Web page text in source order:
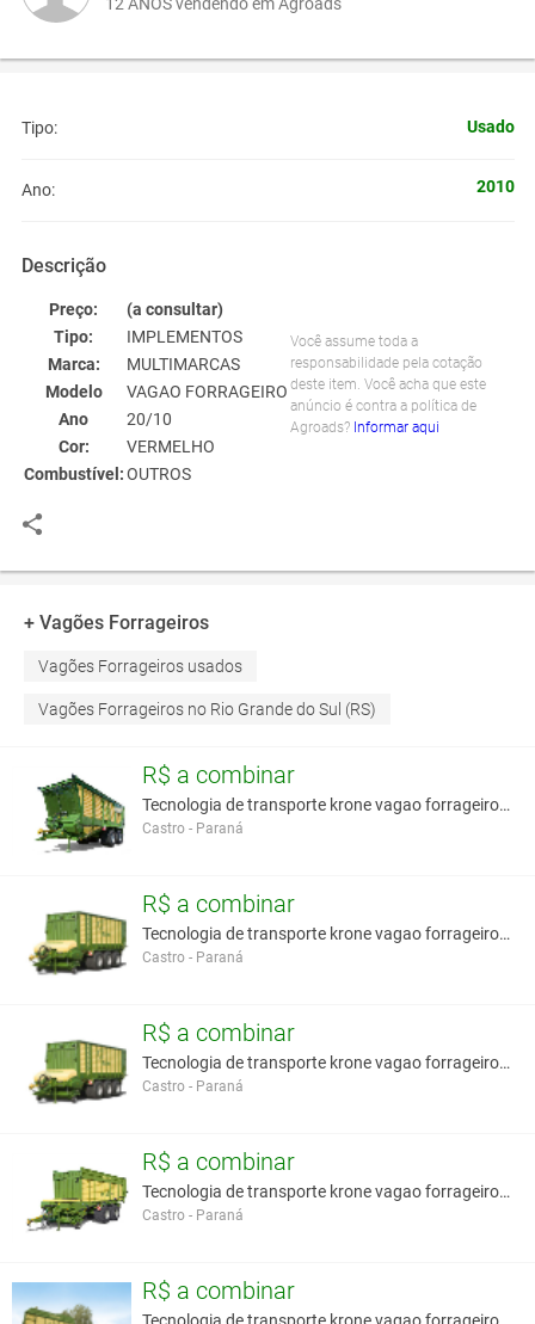
Tipo: Usado
Ano: 2010
Descrição
Preço:
(a consultar)
Tipo:
IMPLEMENTOS
Marca:
MULTIMARCAS
Modelo
VAGAO FORRAGEIRO
Ano
20/10
Cor:
VERMELHO
Combustível:OUTROS
Você assume toda a
responsabilidade pela cotação
deste item. Você acha que este
anúncio é contra a política de
Agroads? Informar aqui
+ Vagões Forrageiros
Vagões Forrageiros usados
Vagões Forrageiros no Rio Grande do Sul (RS)
R$ a combinar
Tecnologia de transporte krone vagao forrageiro de
Castro - Paraná
R$ a combinar
Tecnologia de transporte krone vagao forrageiro au
Castro - Paraná
R$ a combinar
Tecnologia de transporte krone vagao forrageiro au
Castro - Paraná
R$ a combinar
Tecnologia de transporte krone vagao forrageiro au
Castro - Paraná
R$ a combinar